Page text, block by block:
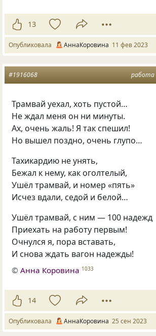
13
Опубликовала АннаКоровина 11 фев 2023
работа
#1916068
Трамвай уехал, хоть пустой…
Не ждал меня он ни минуты.
Ах, очень жаль! Я так спешил!
Но вышел поздно, очень глупо…
Тахикардию не унять,
Бежал к нему, как оголтелый,
Ушёл трамвай, и номер «пять»
Исчез вдали, седой и белой…
Ушёл трамвай, с ним — 100 надежд
Приехать на работу первым!
Очнулся я, пора вставать,
И снова ждать вагон надежды!
©Анна Коровина 1033
14
Опубликовала АннаКоровина 25 сен 2023